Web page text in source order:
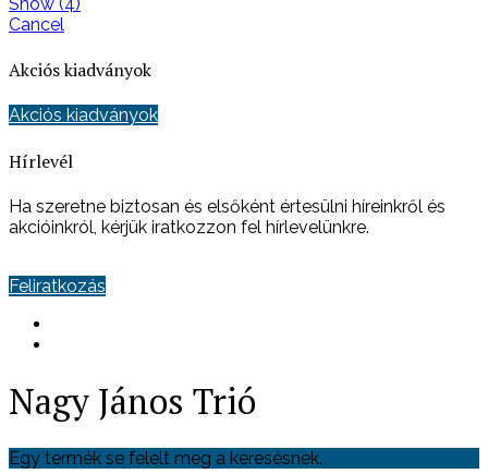
Cancel
Akciós kiadványok
Akciós kiadványok
Hírlevél
Ha szeretne biztosan és elsőként értesülni híreinkről és
akcióinkról, kérjük iratkozzon fel hírlevelünkre.
Feliratkozás
Nagy János Trió
Egy termék se felelt meg a keresésnek.